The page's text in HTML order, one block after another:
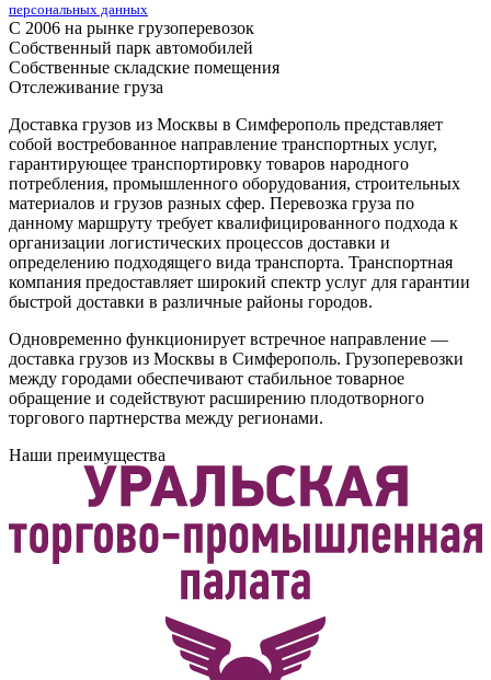
персональных данных
С 2006 на рынке грузоперевозок
Собственный парк автомобилей
Собственные складские помещения
Отслеживание груза
Доставка грузов из Москвы в Симферополь представляет
собой востребованное направление транспортных услуг,
гарантирующее транспортировку товаров народного
потребления, промышленного оборудования, строительных
материалов и грузов разных сфер. Перевозка груза по
данному маршруту требует квалифицированного подхода к
организации логистических процессов доставки и
определению подходящего вида транспорта. Транспортная
компания предоставляет широкий спектр услуг для гарантии
быстрой доставки в различные районы городов.
Одновременно функционирует встречное направление —
доставка грузов из Москвы в Симферополь. Грузоперевозки
между городами обеспечивают стабильное товарное
обращение и содействуют расширению плодотворного
торгового партнерства между регионами.
Наши преимущества